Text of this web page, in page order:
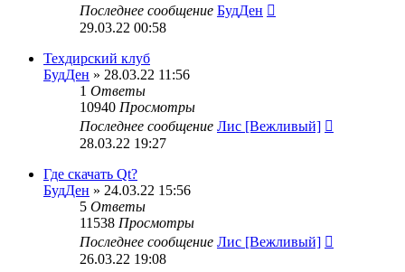
Последнее сообщение БудДен
29.03.22 00:58
Техдирский клуб
БудДен » 28.03.22 11:56
1 Ответы
10940 Просмотры
Последнее сообщение Лис [Вежливый]
28.03.22 19:27
Где скачать Qt?
БудДен » 24.03.22 15:56
5 Ответы
11538 Просмотры
Последнее сообщение Лис [Вежливый]
26.03.22 19:08